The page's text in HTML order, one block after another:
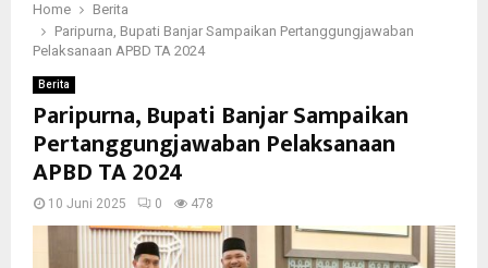
Home
Berita
Paripurna, Bupati Banjar Sampaikan Pertanggungjawaban
Pelaksanaan APBD TA 2024
Berita
Paripurna, Bupati Banjar Sampaikan
Pertanggungjawaban Pelaksanaan
APBD TA 2024
10 Juni 2025 0 478